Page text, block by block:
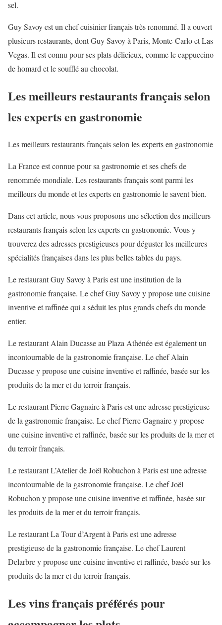
sel.
Guy Savoy est un chef cuisinier français très renommé. Il a ouvert
plusieurs restaurants, dont Guy Savoy à Paris, Monte-Carlo et Las
Vegas. Il est connu pour ses plats délicieux, comme le cappuccino
de homard et le soufflé au chocolat.
Les meilleurs restaurants français selon
les experts en gastronomie
Les meilleurs restaurants français selon les experts en gastronomie
La France est connue pour sa gastronomie et ses chefs de
renommée mondiale. Les restaurants français sont parmi les
meilleurs du monde et les experts en gastronomie le savent bien.
Dans cet article, nous vous proposons une sélection des meilleurs
restaurants français selon les experts en gastronomie. Vous y
trouverez des adresses prestigieuses pour déguster les meilleures
spécialités françaises dans les plus belles tables du pays.
Le restaurant Guy Savoy à Paris est une institution de la
gastronomie française. Le chef Guy Savoy y propose une cuisine
inventive et raffinée qui a séduit les plus grands chefs du monde
entier.
Le restaurant Alain Ducasse au Plaza Athénée est également un
incontournable de la gastronomie française. Le chef Alain
Ducasse y propose une cuisine inventive et raffinée, basée sur les
produits de la mer et du terroir français.
Le restaurant Pierre Gagnaire à Paris est une adresse prestigieuse
de la gastronomie française. Le chef Pierre Gagnaire y propose
une cuisine inventive et raffinée, basée sur les produits de la mer et
du terroir français.
Le restaurant L’Atelier de Joël Robuchon à Paris est une adresse
incontournable de la gastronomie française. Le chef Joël
Robuchon y propose une cuisine inventive et raffinée, basée sur
les produits de la mer et du terroir français.
Le restaurant La Tour d’Argent à Paris est une adresse
prestigieuse de la gastronomie française. Le chef Laurent
Delarbre y propose une cuisine inventive et raffinée, basée sur les
produits de la mer et du terroir français.
Les vins français préférés pour